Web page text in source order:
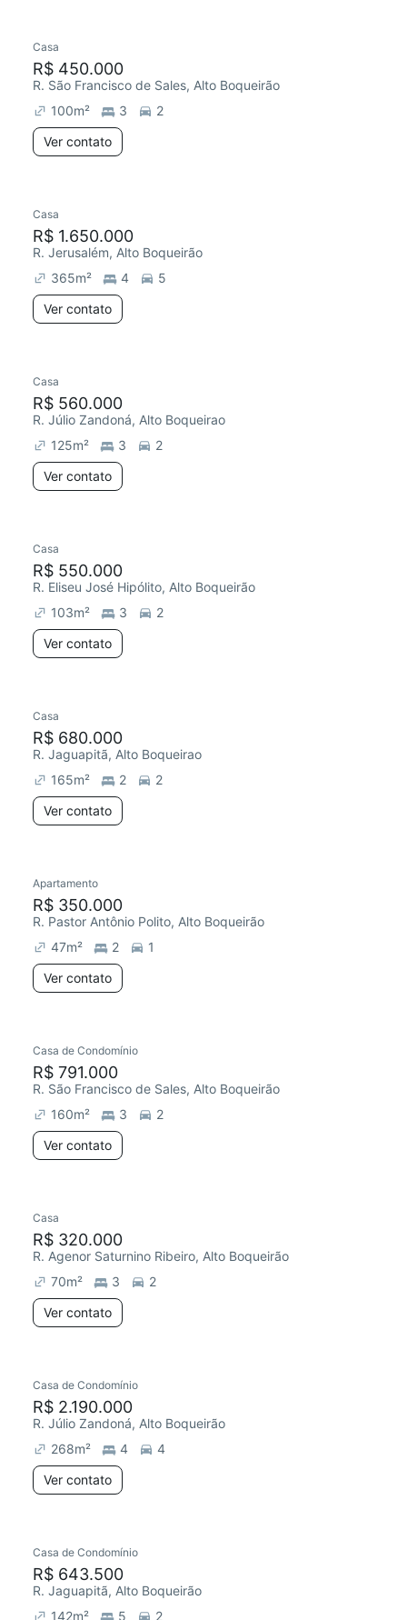
Casa
R$ 450.000
R. São Francisco de Sales, Alto Boqueirão
100m² 3
2
Ver contato
Casa
R$ 1.650.000
R. Jerusalém, Alto Boqueirão
365m² 4
5
Ver contato
Casa
R$ 560.000
R. Júlio Zandoná, Alto Boqueirao
125m² 3
2
Ver contato
Casa
R$ 550.000
R. Eliseu José Hipólito, Alto Boqueirão
103m² 3
2
Ver contato
Casa
R$ 680.000
R. Jaguapitã, Alto Boqueirao
165m² 2
2
Ver contato
Apartamento
R$ 350.000
R. Pastor Antônio Polito, Alto Boqueirão
47m² 2
1
Ver contato
Casa de Condomínio
R$ 791.000
R. São Francisco de Sales, Alto Boqueirão
160m² 3
2
Ver contato
Casa
R$ 320.000
R. Agenor Saturnino Ribeiro, Alto Boqueirão
70m² 3
2
Ver contato
Casa de Condomínio
R$ 2.190.000
R. Júlio Zandoná, Alto Boqueirão
268m² 4
4
Ver contato
Casa de Condomínio
R$ 643.500
R. Jaguapitã, Alto Boqueirão
142m² 5 2